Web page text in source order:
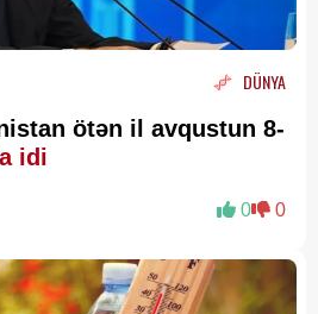
DÜNYA
ötən il avqustun 8-
idi
0 0